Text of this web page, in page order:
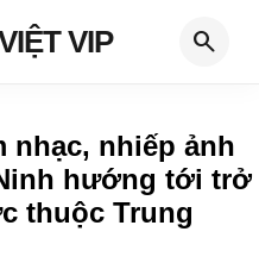
VIP search
nhạc, nhiếp ảnh
hướng tới trở
thuộc Trung